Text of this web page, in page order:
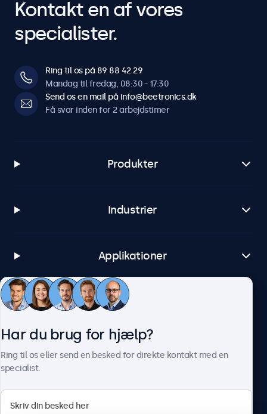
Kontakt en af vores
specialister.
Ring til os på 89 88 42 29
Mandag til fredag, 08:30 - 17:30
Send os en mail på info@beetronics.dk
Få svar inden for 2 arbejdstimer
Produkter
Industrier
Applikationer
Kundeservice
Har du brug for hjælp?
Ring til os eller send en besked for direkte kontakt med en
specialist.